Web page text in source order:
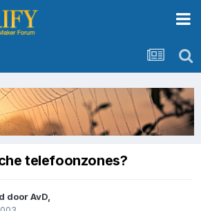
telefoonzones?
doorAvD